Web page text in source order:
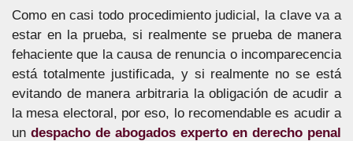
Como en casi todo procedimiento judicial, la clave va a
estar en la prueba, si realmente se prueba de manera
fehaciente que la causa de renuncia o incomparecencia
está totalmente justificada, y si realmente no se está
evitando de manera arbitraria la obligación de acudir a
la mesa electoral, por eso, lo recomendable es acudir a
un despacho de abogados experto en derecho penal